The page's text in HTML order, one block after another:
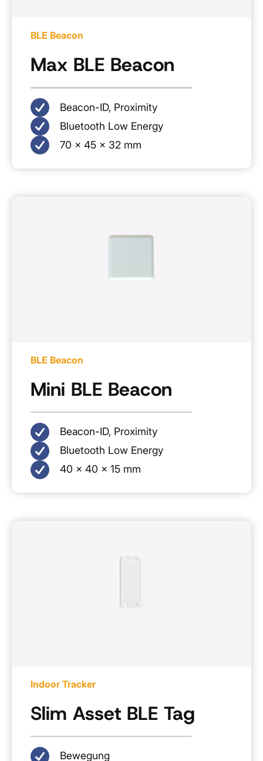
BLE Beacon
Max BLE Beacon
Beacon-ID, Proximity
Bluetooth Low Energy
70 × 45 × 32 mm
BLE Beacon
Mini BLE Beacon
Beacon-ID, Proximity
Bluetooth Low Energy
40 × 40 × 15 mm
Indoor Tracker
Slim Asset BLE Tag
Bewegung